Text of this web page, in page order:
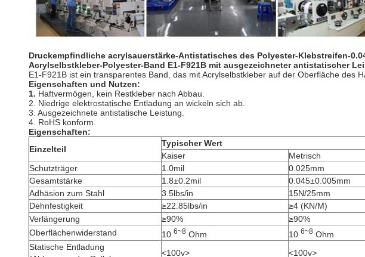
Druckempfindliche acrylsauerstärke-Antistatisches des Polyester-Klebstreifen-
Acrylselbstkleber-Polyester-Band E1-F921B mit ausgezeichneter antistatischer
E1-F921B ist ein transparentes Band, das mit Acrylselbstkleber auf der Oberfläche des
Eigenschaften und Nutzen:
1. Haftvermögen, kein Restkleber nach Abbau.
2. Niedrige elektrostatische Entladung an wickeln sich ab.
3. Ausgezeichnete antistatische Leistung.
4. RoHS konform.
Eigenschaften:
Einzelteil
Typischer Wert
Kaiser
Metrisch
Schutzträger
1.0mil
0.025mm
Gesamtstärke
1.8±0.2mil
0.045±0.005mm
Adhäsion zum Stahl
3.5lbs/in
15N/25mm
Dehnfestigkeit
≥22.85lbs/in
≥4 (KN/M)
Verlängerung
≥90%
≥90%
Oberflächenwiderstand
10 6~8 Ohm 10 6~8 Ohm
Statische Entladung
<100v>
<100v>